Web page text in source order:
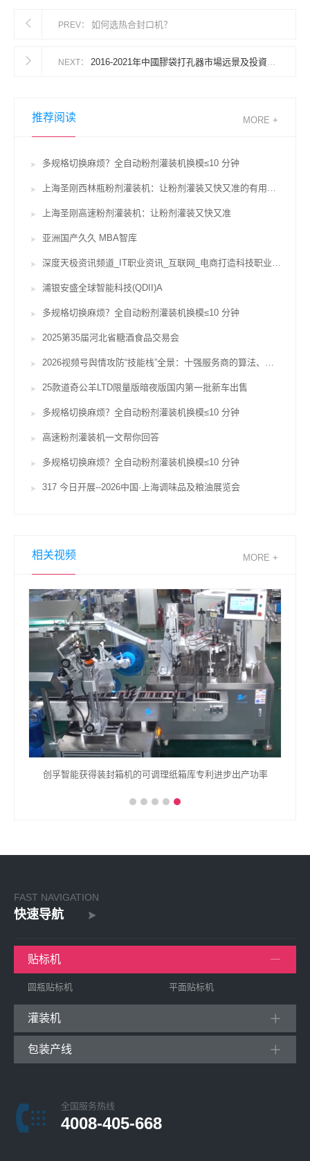
PREV： 如何选热合封口机？
NEXT： 2016-2021年中國膠袋打孔器市場远景及投資發展戰略研讨報告
推荐阅读 MORE +
多规格切换麻烦？全自动粉剂灌装机换模≤10 分钟
上海圣刚西林瓶粉剂灌装机：让粉剂灌装又快又准的有用辅佐
上海圣刚高速粉剂灌装机：让粉剂灌装又快又准
亚洲国产久久 MBA智库
深度天极资讯频道_IT职业资讯_互联网_电商打造科技职业威望坐看途径风云变迁
浦银安盛全球智能科技(QDII)A
多规格切换麻烦？全自动粉剂灌装机换模≤10 分钟
2025第35届河北省糖酒食品交易会
2026视频号舆情攻防“技能栈”全景：十强服务商的算法、对赌与合规鸿沟
25款道奇公羊LTD限量版暗夜版国内第一批新车出售
多规格切换麻烦？全自动粉剂灌装机换模≤10 分钟
高速粉剂灌装机一文帮你回答
多规格切换麻烦？全自动粉剂灌装机换模≤10 分钟
317 今日开展--2026中国·上海调味品及粮油展览会
相关视频 MORE +
创孚智能获得装封箱机的可调理纸箱库专利进步出产功率
FAST NAVIGATION
快速导航
贴标机
圆瓶贴标机 平面贴标机
灌装机
包装产线
全国服务热线
4008-405-668